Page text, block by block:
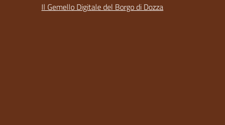
Il Gemello Digitale del Borgo di Dozza